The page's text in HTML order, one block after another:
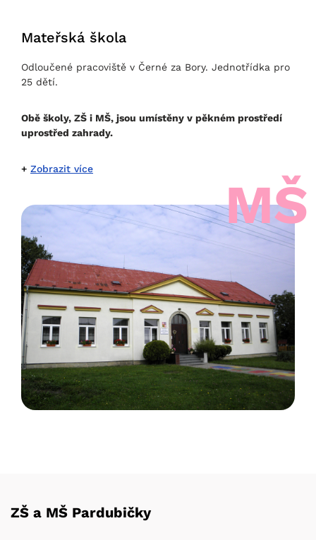
Mateřská škola
Odloučené pracoviště v Černé za Bory. Jednotřídka pro
25 dětí.
Obě školy, ZŠ i MŠ, jsou umístěny v pěkném prostředí
uprostřed zahrady.
Zobrazit více
ZŠ a MŠ Pardubičky